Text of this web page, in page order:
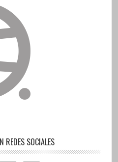
REDES SOCIALES